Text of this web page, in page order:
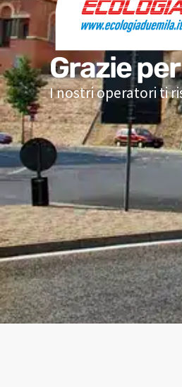
Grazie
I nostri operatori ti